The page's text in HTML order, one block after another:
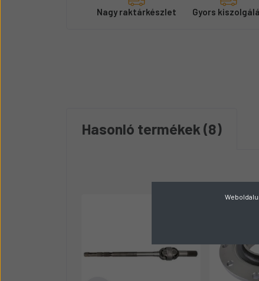
Nagy raktárkészlet Gyors
Hasonló termékek 8